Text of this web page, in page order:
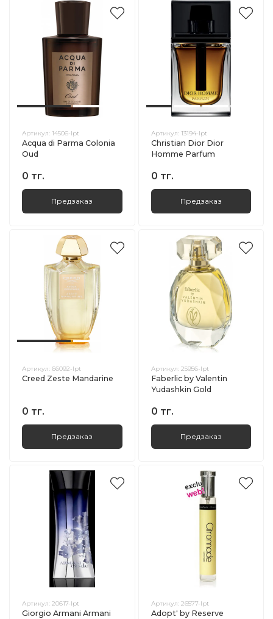
Артикул: 14506-lpt
Acqua di Parma Colonia
Oud
0 тг.
Предзаказ
Артикул: 13194-lpt
Christian Dior Dior
Homme Parfum
0 тг.
Предзаказ
Артикул: 66092-lpt
Creed Zeste Mandarine
0 тг.
Предзаказ
Артикул: 25956-lpt
Faberlic by Valentin
Yudashkin Gold
0 тг.
Предзаказ
Артикул: 20617-lpt
Giorgio Armani Armani
Артикул: 26577-lpt
Adopt' by Reserve